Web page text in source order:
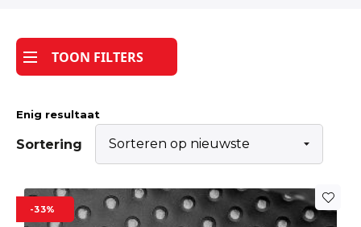
Tijdpakker stof
TOON FILTERS
Enig resultaat
Sortering
-33%